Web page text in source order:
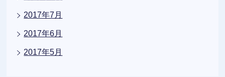
2017年7月
2017年6月
2017年5月